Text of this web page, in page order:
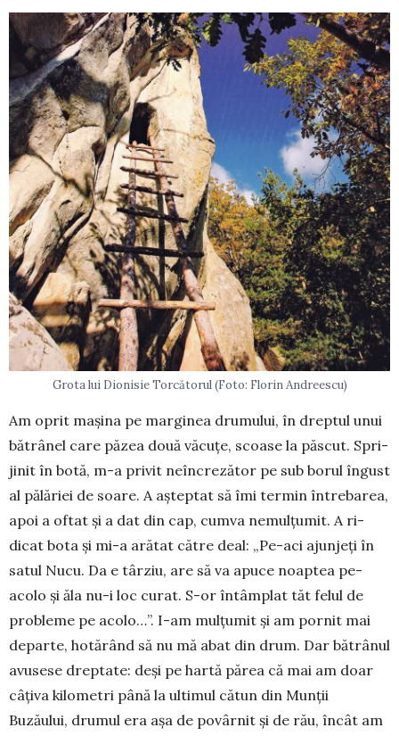
Grota lui Dionisie Torcătorul (Foto: Florin Andreescu)
Am oprit mașina pe marginea drumului, în dreptul unui
bătrânel care păzea două văcuțe, scoase la păscut. Spri­
jinit în botă, m-a privit neîncrezător pe sub borul îngust
al pălă­riei de soare. A aș­teptat să îmi termin întrebarea,
apoi a oftat și a dat din cap, cumva ne­mulțumit. A ri­
dicat bota și mi-a ară­tat către deal: „Pe-aci ajunjeți în
satul Nucu. Da e târziu, are să va apuce noaptea pe-
acolo și ăla nu-i loc curat. S-or întâmplat tăt felul de
probleme pe acolo…”. I-am mul­țumit și am por­nit mai
departe, hotărând să nu mă abat din drum. Dar bătrânul
avusese dreptate: deși pe hartă părea că mai am doar
câți­va kilometri până la ultimul că­tun din Munții
Buzăului, drumul era așa de po­vârnit și de rău, încât am